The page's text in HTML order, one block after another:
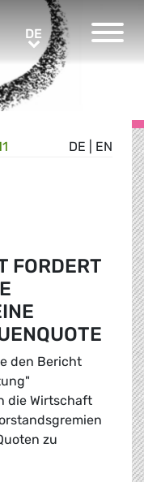
DEDE
DE EN
FORDERT
den Bericht
die Wirtschaft
zu